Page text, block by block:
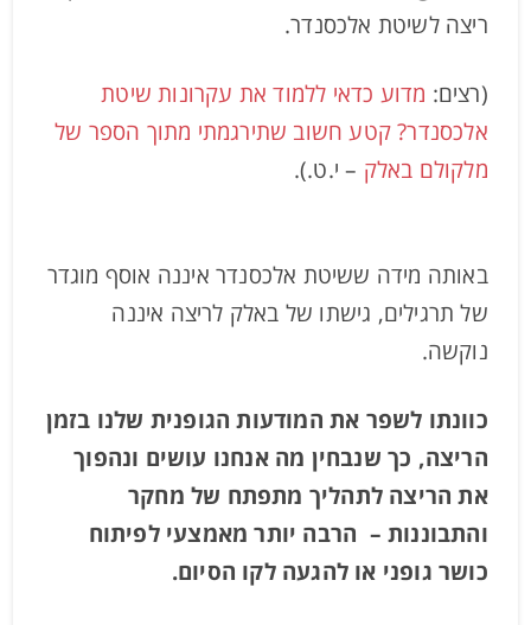
ריצה לשיטת אלכסנדר.
(רצים: מדוע כדאי ללמוד את עקרונות שיטת
אלכסנדר? קטע חשוב שתירגמתי מתוך הספר של
מלקולם באלק – י.ט.).
באותה מידה ששיטת אלכסנדר איננה אוסף מוגדר
של תרגילים, גישתו של באלק לריצה איננה
נוקשה.
כוונתו לשפר את המודעות הגופנית שלנו בזמן
הריצה, כך שנבחין מה אנחנו עושים ונהפוך
את הריצה לתהליך מתפתח של מחקר
והתבוננות – הרבה יותר מאמצעי לפיתוח
כושר גופני או להגעה לקו הסיום.